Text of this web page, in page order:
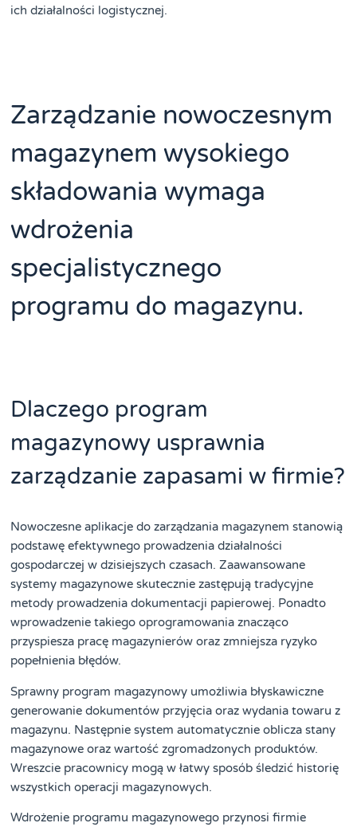
ich działalności logistycznej.
Zarządzanie nowoczesnym
magazynem wysokiego
składowania wymaga
wdrożenia
specjalistycznego
programu do magazynu.
Dlaczego program
magazynowy usprawnia
zarządzanie zapasami w firmie?
Nowoczesne aplikacje do zarządzania magazynem stanowią
podstawę efektywnego prowadzenia działalności
gospodarczej w dzisiejszych czasach. Zaawansowane
systemy magazynowe skutecznie zastępują tradycyjne
metody prowadzenia dokumentacji papierowej. Ponadto
wprowadzenie takiego oprogramowania znacząco
przyspiesza pracę magazynierów oraz zmniejsza ryzyko
popełnienia błędów.
Sprawny program magazynowy umożliwia błyskawiczne
generowanie dokumentów przyjęcia oraz wydania towaru z
magazynu. Następnie system automatycznie oblicza stany
magazynowe oraz wartość zgromadzonych produktów.
Wreszcie pracownicy mogą w łatwy sposób śledzić historię
wszystkich operacji magazynowych.
Wdrożenie programu magazynowego przynosi firmie